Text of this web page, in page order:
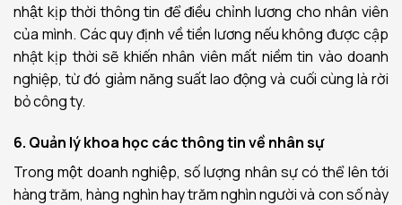
nhật kịp thời thông tin để điều chỉnh lương cho nhân viên
của mình. Các quy định về tiền lương nếu không được cập
nhật kịp thời sẽ khiến nhân viên mất niềm tin vào doanh
nghiệp, từ đó giảm năng suất lao động và cuối cùng là rời
bỏ công ty.
6. Quản lý khoa học các thông tinvề nhân sự
Trong một doanh nghiệp, số lượng nhân sự có thể lên tới
hàng trăm, hàng nghìn hay trăm nghìn người và con số này